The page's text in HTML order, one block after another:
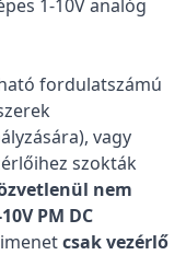
1-10V analóg
fordulatszámú
vagy
szokták
nem
PM DC
csak vezérlő